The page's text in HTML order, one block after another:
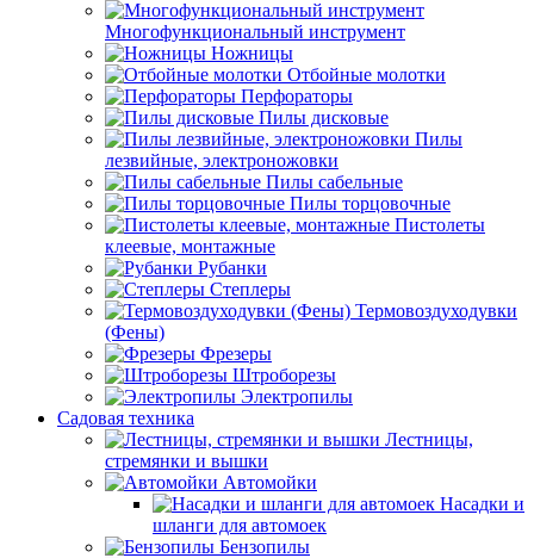
Многофункциональный инструмент
Ножницы
Отбойные молотки
Перфораторы
Пилы дисковые
Пилы
лезвийные, электроножовки
Пилы сабельные
Пилы торцовочные
Пистолеты
клеевые, монтажные
Рубанки
Степлеры
Термовоздуходувки
(Фены)
Фрезеры
Штроборезы
Электропилы
Садовая техника
Лестницы,
стремянки и вышки
Автомойки
Насадки и
шланги для автомоек
Бензопилы